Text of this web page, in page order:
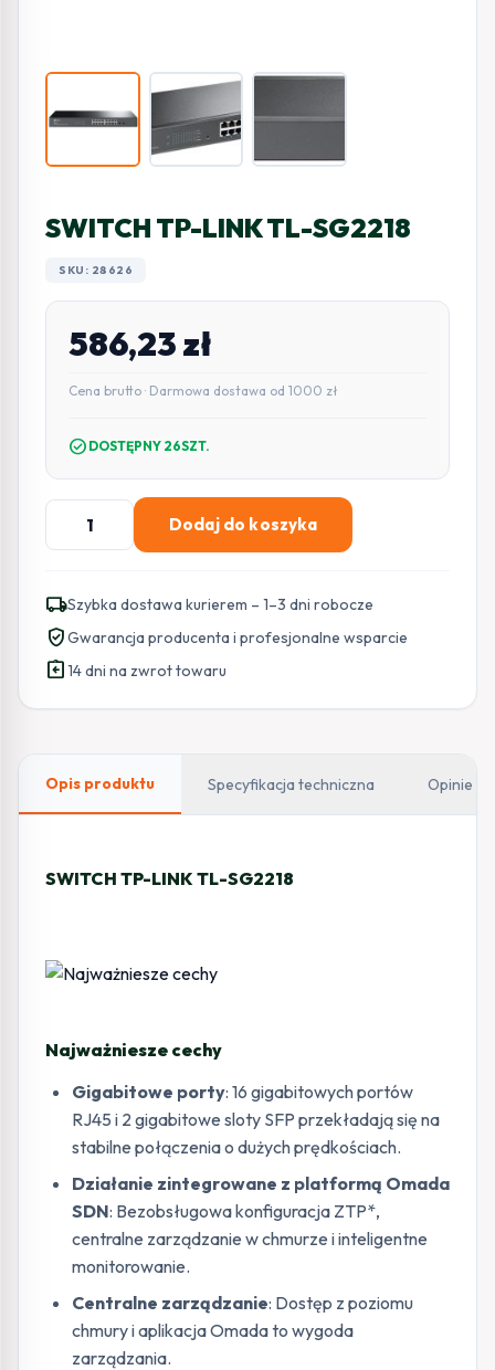
SWITCH TP-LINK TL-SG2218
SKU: 28626
586,23zł
Cena brutto · Darmowa dostawa od 1000 zł
check_circle DOSTĘPNY 26SZT.
ilość
SWITCH
TL-
SG2218
Dodaj do koszyka
local_shippingSzybka dostawa kurierem – 1–3 dni robocze
verified_userGwarancja producenta i profesjonalne wsparcie
assignment_return14 dni na zwrot towaru
Opis produktu Specyfikacja techniczna Opinie
SWITCH TP-LINK TL-SG2218
Najważniesze cechy
Gigabitowe porty: 16 gigabitowych portów
RJ45 i 2 gigabitowe sloty SFP przekładają się na
stabilne połączenia o dużych prędkościach.
Działanie zintegrowane z platformą Omada
SDN: Bezobsługowa konfiguracja ZTP*,
centralne zarządzanie w chmurze i inteligentne
monitorowanie.
Centralne zarządzanie: Dostęp z poziomu
chmury i aplikacja Omada to wygoda
zarządzania.